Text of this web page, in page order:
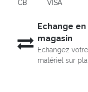
CB VISA
Echange en
magasin
Echangez votre
matériel sur